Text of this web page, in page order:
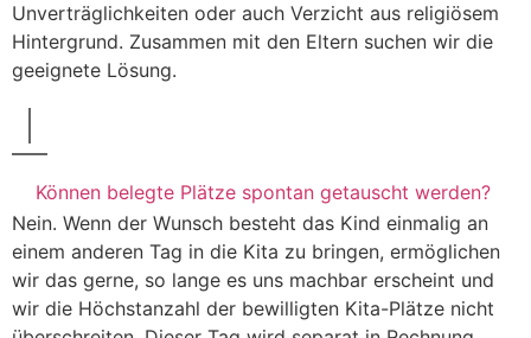
HOME
Unverträglichkeiten oder auch Verzicht aus religiösem
Hintergrund. Zusammen mit den Eltern suchen wir die
geeignete Lösung.
Können belegte Plätze spontan getauscht werden?
Nein. Wenn der Wunsch besteht das Kind einmalig an
einem anderen Tag in die Kita zu bringen, ermöglichen
wir das gerne, so lange es uns machbar erscheint und
wir die Höchstanzahl der bewilligten Kita-Plätze nicht